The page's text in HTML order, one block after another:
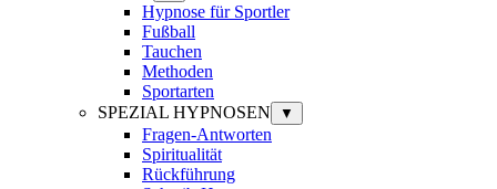
Hypnose für Sportler
Fußball
Tauchen
Methoden
Sportarten
SPEZIAL HYPNOSEN
▼
Fragen-Antworten
Spiritualität
Rückführung